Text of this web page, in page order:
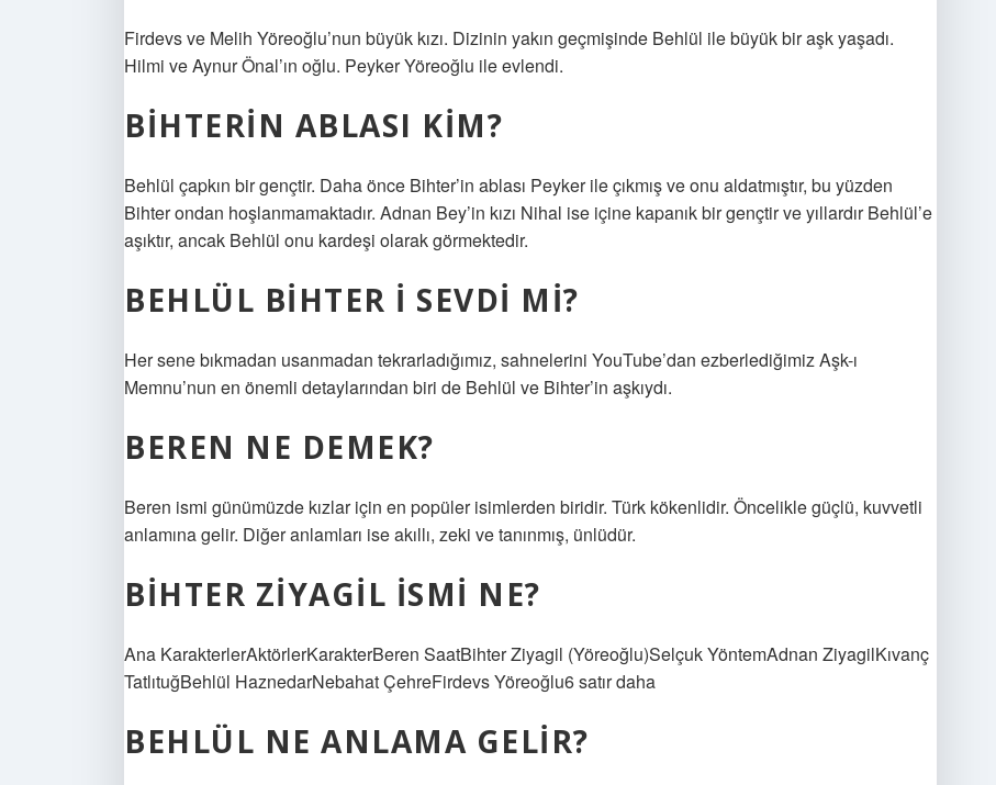
Firdevs ve Melih Yöreoğlu’nun büyük kızı. Dizinin yakın geçmişinde Behlül ile büyük bir aşk yaşadı.
Hilmi ve Aynur Önal’ın oğlu. Peyker Yöreoğlu ile evlendi.
BIHTERIN ABLASI KIM?
Behlül çapkın bir gençtir. Daha önce Bihter’in ablası Peyker ile çıkmış ve onu aldatmıştır, bu yüzden
Bihter ondan hoşlanmamaktadır. Adnan Bey’in kızı Nihal ise içine kapanık bir gençtir ve yıllardır Behlül’e
aşıktır, ancak Behlül onu kardeşi olarak görmektedir.
BEHLÜL BIHTER I SEVDI MI?
Her sene bıkmadan usanmadan tekrarladığımız, sahnelerini YouTube’dan ezberlediğimiz Aşk-ı
Memnu’nun en önemli detaylarından biri de Behlül ve Bihter’in aşkıydı.
BEREN NE DEMEK?
Beren ismi günümüzde kızlar için en popüler isimlerden biridir. Türk kökenlidir. Öncelikle güçlü, kuvvetli
anlamına gelir. Diğer anlamları ise akıllı, zeki ve tanınmış, ünlüdür.
BIHTER ZIYAGIL ISMI NE?
Ana KarakterlerAktörlerKarakterBeren SaatBihter Ziyagil (Yöreoğlu)Selçuk YöntemAdnan ZiyagilKıvanç
TatlıtuğBehlül HaznedarNebahat ÇehreFirdevs Yöreoğlu6 satır daha
BEHLÜL NE ANLAMA GELIR?